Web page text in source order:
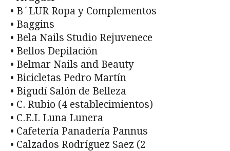
• B´LUR Ropa y Complementos
• Baggins
• Bela Nails Studio Rejuvenece
• Bellos Depilación
• Belmar Nails and Beauty
• Bicicletas Pedro Martín
• Bigudí Salón de Belleza
• C. Rubio (4 establecimientos)
• C.E.I. Luna Lunera
• Cafetería Panadería Pannus
• Calzados Rodríguez Saez (2